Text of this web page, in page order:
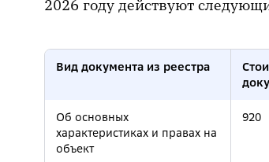
2026 году действуют
Вид документа из реестра
Об основных
характеристиках и правах на
объект
920